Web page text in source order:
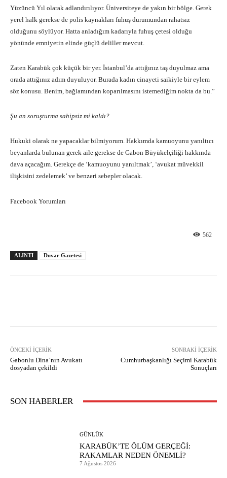
Yüzüncü Yıl olarak adlandırılıyor. Üniversiteye de yakın bir bölge. Gerek
yerel halk gerekse de polis kaynakları fuhuş durumundan rahatsız
olduğunu söylüyor. Hatta anladığım kadarıyla fuhuş çetesi olduğu
yönünde emniyetin elinde güçlü deliller mevcut.
Zaten Karabük çok küçük bir yer. İstanbul’da attığınız taş duyulmaz ama
orada attığınız adım duyuluyor. Burada kadın cinayeti saikiyle bir eylem
söz konusu. Benim, bağlamından koparılmasını istemediğim nokta da bu.”
Şu an soruşturma sahipsiz mi kaldı?
Hukuki olarak ne yapacaklar bilmiyorum. Hakkımda kamuoyunu yanıltıcı
beyanlarda bulunan gerek aile gerekse de Gabon Büyükelçiliği hakkında
dava açacağım. Gerekçe de ‘kamuoyunu yanıltmak’, ‘avukat müvekkil
ilişkisini zedelemek’ ve benzeri sebepler olacak.
Facebook Yorumları
562
ALINTI Duvar Gazetesi
ÖNCEKI İÇERIK
Gabonlu Dina’nın Avukatı
dosyadan çekildi
SONRAKI İÇERIK
Cumhurbaşkanlığı Seçimi Karabük
Sonuçları
SON HABERLER
GÜNLÜK
KARABÜK’TE ÖLÜM GERÇEĞİ:
RAKAMLAR NEDEN ÖNEMLİ?
7 Ağustos 2026